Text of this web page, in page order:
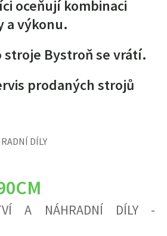
oceňují kombinaci
a výkonu.
stroje Bystroň se vrátí.
prodaných strojů
DÍLY
A NÁHRADNÍ DÍLY -